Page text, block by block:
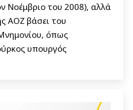
Νοέμβριο του 2008), αλλά
ΑΟΖ βάσει του
όπως
υπουργός